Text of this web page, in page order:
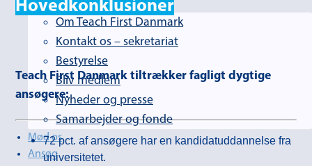
Om os
Om Teach First Danmark
Kontakt os – sekretariat
Bestyrelse
Bliv medlem
Nyheder og presse
Samarbejder og fonde
Mød os
Ansøg
Hovedkonklusioner
Teach First Danmark tiltrækker fagligt dygtige
ansøgere:
72 pct. af ansøgere har en kandidatuddannelse fra
universitetet.